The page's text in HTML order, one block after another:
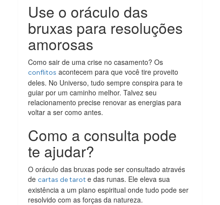
Use o oráculo das
bruxas para resoluções
amorosas
Como sair de uma crise no casamento? Os
conflitos acontecem para que você tire proveito
deles. No Universo, tudo sempre conspira para te
guiar por um caminho melhor. Talvez seu
relacionamento precise renovar as energias para
voltar a ser como antes.
Como a consulta pode
te ajudar?
O oráculo das bruxas pode ser consultado através
decartas de tarote das runas. Ele eleva sua
existência a um plano espiritual onde tudo pode ser
resolvido com as forças da natureza.